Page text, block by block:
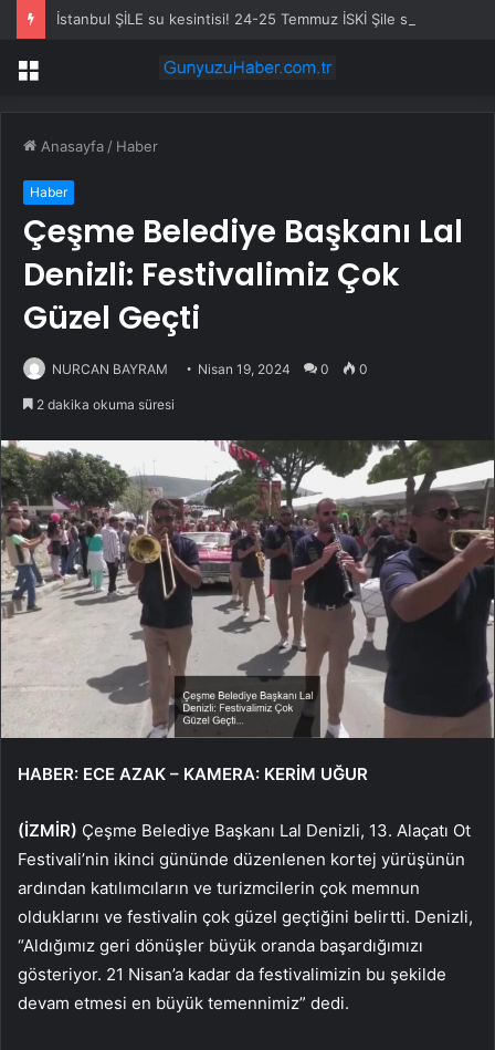
Menü
Anasayfa / Haber
Haber
Çeşme Belediye Başkanı Lal
Denizli: Festivalimiz Çok
Güzel Geçti
NURCAN BAYRAM Nisan 19, 2024 0 0
2 dakika okuma süresi
HABER: ECE AZAK – KAMERA: KERİM UĞUR
(İZMİR) Çeşme Belediye Başkanı Lal Denizli, 13. Alaçatı Ot
Festivali’nin ikinci gününde düzenlenen kortej yürüşünün
ardından katılımcıların ve turizmcilerin çok memnun
olduklarını ve festivalin çok güzel geçtiğini belirtti. Denizli,
“Aldığımız geri dönüşler büyük oranda başardığımızı
gösteriyor. 21 Nisan’a kadar da festivalimizin bu şekilde
devam etmesi en büyük temennimiz” dedi.